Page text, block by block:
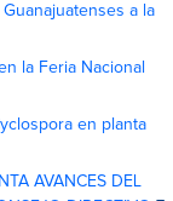
a la
la Feria Nacional
en planta
AVANCES DEL